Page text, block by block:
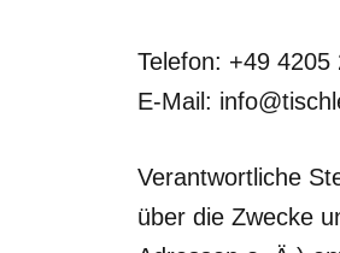
Telefon: +49 4205
E-Mail:
Verantwortliche
über die Zwecke